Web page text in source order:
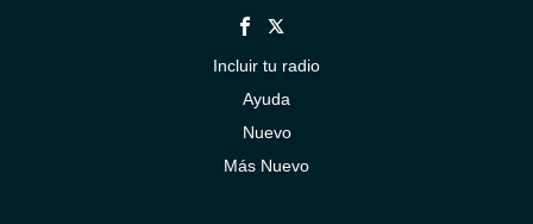
Incluir tu radio
Ayuda
Nuevo
Más Nuevo